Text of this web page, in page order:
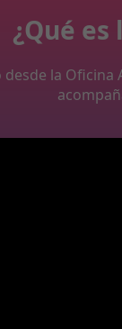
¿Qué es
la